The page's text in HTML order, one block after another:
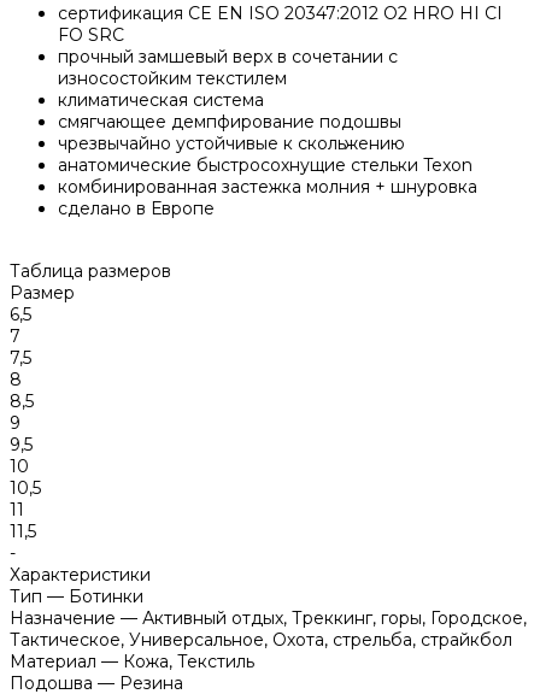
сертификация CE EN ISO 20347:2012 O2 HRO HI CI
FO SRC
прочный замшевый верх в сочетании с
износостойким текстилем
климатическая система
смягчающее демпфирование подошвы
чрезвычайно устойчивые к скольжению
анатомические быстросохнущие стельки Texon
комбинированная застежка молния + шнуровка
сделано в Европе
Таблица размеров
Размер
6,5
7
7,5
8
8,5
9
9,5
10
10,5
11
11,5
-
Характеристики
Тип — Ботинки
Назначение — Активный отдых, Треккинг, горы, Городское,
Тактическое, Универсальное, Охота, стрельба, страйкбол
Материал — Кожа, Текстиль
Подошва — Резина